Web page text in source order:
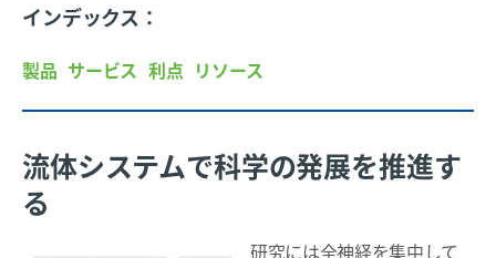
インデックス：
製品 サービス 利点 リソース
流体システムで科学の発展を推進す
る
研究には全神経を集中して